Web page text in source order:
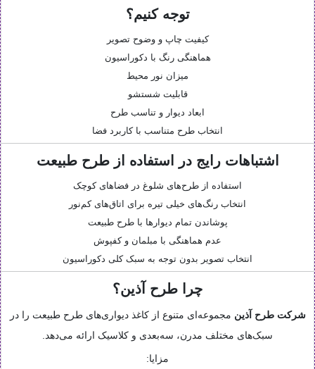
توجه کنیم؟
کیفیت چاپ و وضوح تصویر
هماهنگی رنگ با دکوراسیون
میزان نور محیط
قابلیت شستشو
ابعاد دیوار و تناسب طرح
انتخاب طرح متناسب با کاربرد فضا
اشتباهات رایج در استفاده از طرح طبیعت
استفاده از طرح‌های شلوغ در فضاهای کوچک
انتخاب رنگ‌های خیلی تیره برای اتاق‌های کم‌نور
پوشاندن تمام دیوارها با طرح طبیعت
عدم هماهنگی با مبلمان و کفپوش
انتخاب تصویر بدون توجه به سبک کلی دکوراسیون
چرا طرح آذین؟
شرکت طرح آذین مجموعه‌ای متنوع از کاغذ دیواری‌های طرح طبیعت را در
سبک‌های مختلف مدرن، سه‌بعدی و کلاسیک ارائه می‌دهد.
مزایا: